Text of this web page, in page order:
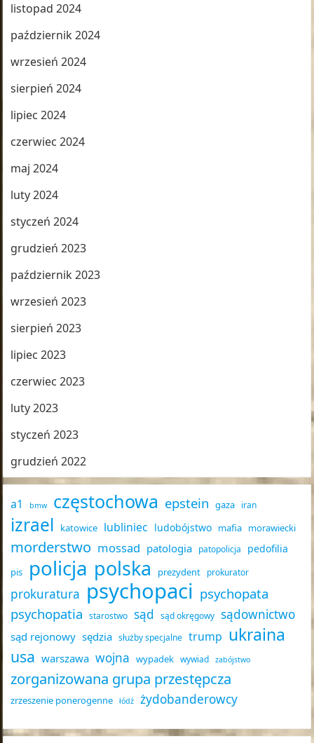
listopad 2024
październik 2024
wrzesień 2024
sierpień 2024
lipiec 2024
czerwiec 2024
maj 2024
luty 2024
styczeń 2024
grudzień 2023
październik 2023
wrzesień 2023
sierpień 2023
lipiec 2023
czerwiec 2023
luty 2023
styczeń 2023
grudzień 2022
a1 bmw częstochowa epstein gaza iran
izrael katowice lubliniec ludobójstwo mafia morawiecki
morderstwo mossad patologia patopolicja pedofilia
pis policja polska prezydent prokurator
prokuratura psychopaci psychopata
psychopatia
starostwo sąd sąd okręgowy sądownictwo
sąd rejonowy sędzia służby specjalne trump ukraina
usa warszawa wojna wypadek wywiad zabójstwo
zorganizowana grupa przestępcza
zrzeszenie ponerogenne łódź żydobanderowcy